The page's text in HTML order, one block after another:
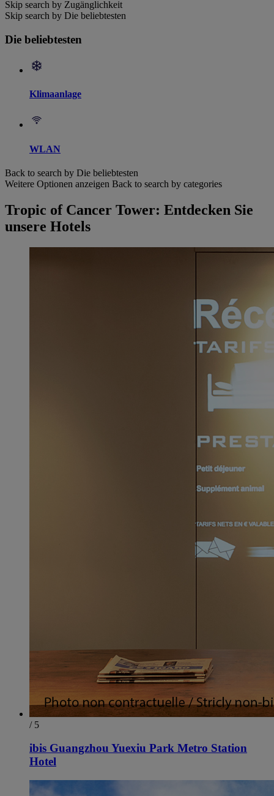
Skip search by Zugänglichkeit
Skip search by Die beliebtesten
Die beliebtesten
Klimaanlage
WLAN
Back to search by Die beliebtesten
Weitere Optionen anzeigen Back to search by categories
Tropic of Cancer Tower: Entdecken Sie
unsere Hotels
/ 5
ibis Guangzhou Yuexiu Park Metro Station
Hotel